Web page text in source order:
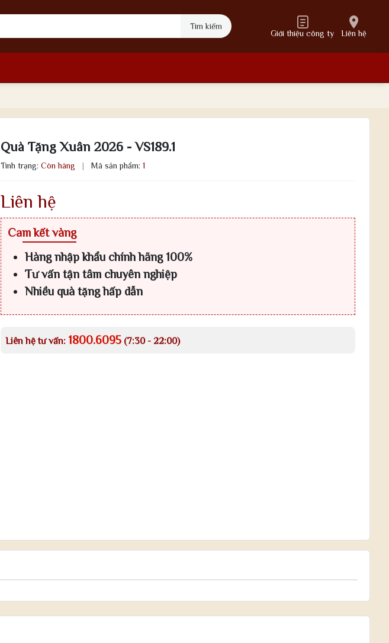
Tìm kiếm
Giới thiệu công ty Liên hệ
Quà Tặng Xuân 2026 - VS189.1
Tình trạng: Còn hàng | Mã sản phẩm: 1
Liên hệ
Cam kết vàng
Hàng nhập khẩu chính hãng 100%
Tư vấn tận tâm chuyên nghiệp
Nhiều quà tặng hấp dẫn
Liên hệ tư vấn: 1800.6095 (7:30 - 22:00)